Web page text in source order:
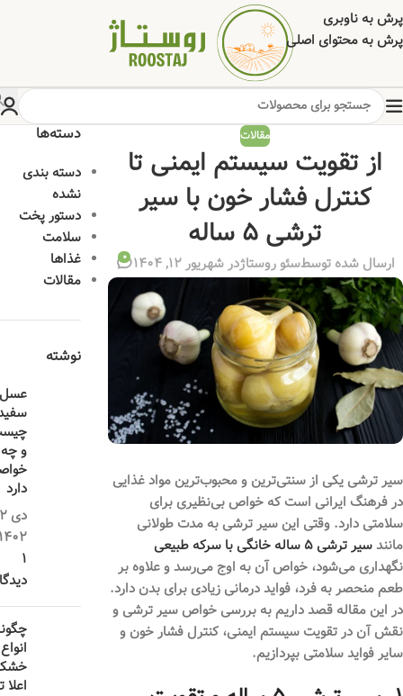
پرش به ناوبری
پرش به محتوای اصلی
مقالات
از تقویت سیستم ایمنی تا
کنترل فشار خون با سیر
ترشی ۵ ساله
ارسال شده توسطسئو روستاژدر شهریور 12, 1404 0
سیر ترشی یکی از سنتی‌ترین و محبوب‌ترین مواد غذایی
در فرهنگ ایرانی است که خواص بی‌نظیری برای
سلامتی دارد. وقتی این سیر ترشی به مدت طولانی
مانند سیر ترشی ۵ ساله خانگی با سرکه طبیعی
نگهداری می‌شود، خواص آن به اوج می‌رسد و علاوه بر
طعم منحصر به فرد، فواید درمانی زیادی برای بدن دارد.
در این مقاله قصد داریم به بررسی خواص سیر ترشی و
نقش آن در تقویت سیستم ایمنی، کنترل فشار خون و
سایر فواید سلامتی بپردازیم.
دسته‌ها
دسته بندی
نشده
دستور پخت
سلامت
غذاها
مقالات
نوشته
و چه
دارد
1
انواع
اعلا